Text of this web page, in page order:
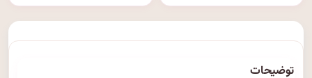
توضیحات